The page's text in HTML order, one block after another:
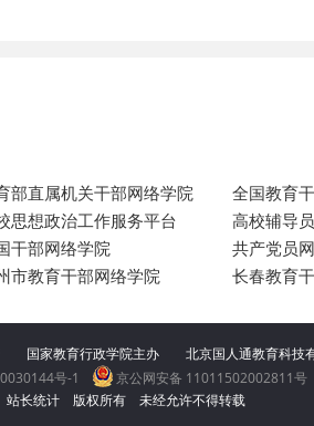
部直属机关干部网络学院 全国教育
思想政治工作服务平台 高校辅导
干部网络学院 共产党员网
市教育干部网络学院 长春教育
国家教育行政学院主办 北京国人通教育科技
号-1
京公网安备 11011502002811号
站长统计 版权所有 未经允许不得转载